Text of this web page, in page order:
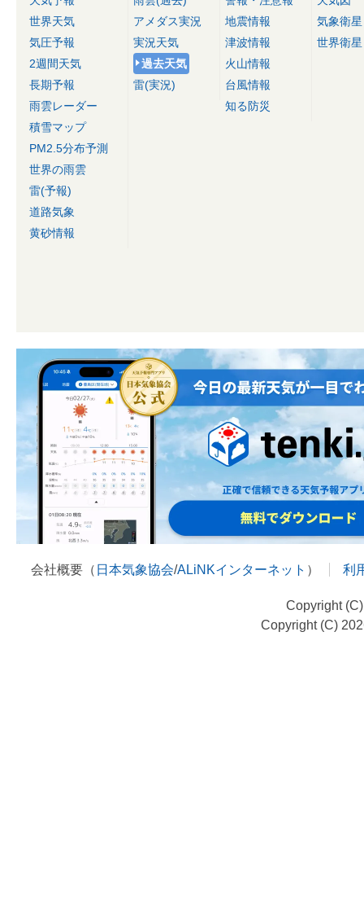
世界天気
気圧予報
2週間天気
長期予報
雨雲レーダー
積雪マップ
PM2.5分布予測
世界の雨雲
雷(予報)
道路気象
黄砂情報
アメダス実況
実況天気
過去天気
雷(実況)
地震情報
津波情報
火山情報
台風情報
知る防災
気象衛星
世界衛星
会社概要（ 日本気象協会/ALiNKインターネット ） 利
Copyright
Copyright (C)